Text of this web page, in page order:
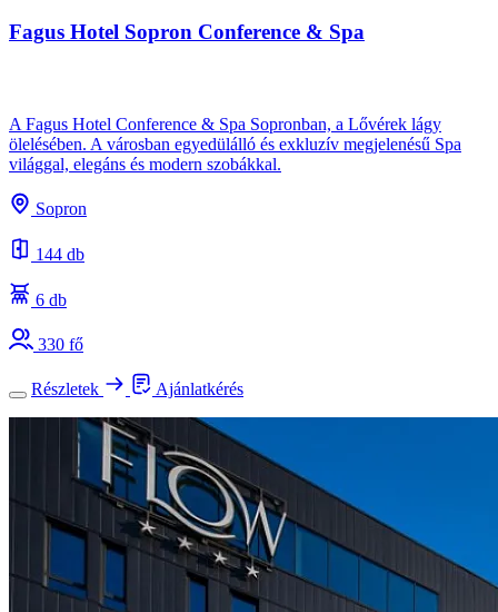
Fagus Hotel Sopron Conference & Spa
A Fagus Hotel Conference & Spa Sopronban, a Lővérek lágy
ölelésében. A városban egyedülálló és exkluzív megjelenésű Spa
világgal, elegáns és modern szobákkal.
Sopron
144 db
6 db
330 fő
Részletek Ajánlatkérés